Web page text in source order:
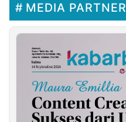
MEDIA PARTNER